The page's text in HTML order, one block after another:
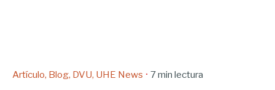
Artículo Blog DVU UHE News 7 min lectura